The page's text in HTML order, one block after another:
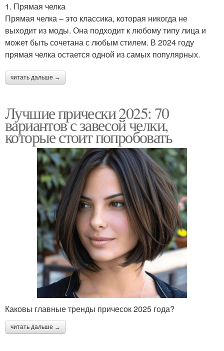
1. Прямая челка
Прямая челка – это классика, которая никогда не
выходит из моды. Она подходит к любому типу лица и
может быть сочетана с любым стилем. В 2024 году
прямая челка остается одной из самых популярных.
читать дальше →
Лучшие прически 2025: 70
вариантов с завесой челки,
которые стоит попробовать
Каковы главные тренды причесок 2025 года?
читать дальше →